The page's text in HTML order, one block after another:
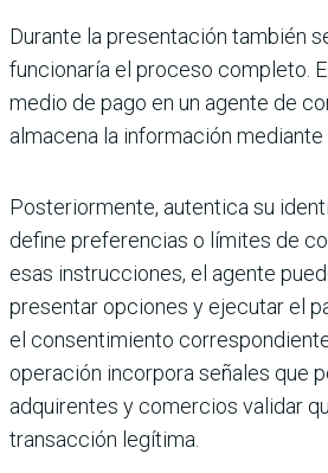
Durante la presentación también
funcionaría el proceso completo.
medio de pago en un agente de
almacena la información mediante
Posteriormente, autentica su
define preferencias o límites de
esas instrucciones, el agente
presentar opciones y ejecutar el
el consentimiento
operación incorpora señales que
adquirentes y comercios validar
transacción legítima.